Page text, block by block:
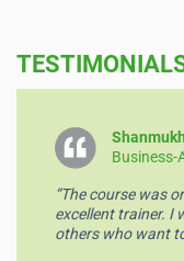
b
o
k
dI
Business-
“The course was
excellent trainer. I
others who want